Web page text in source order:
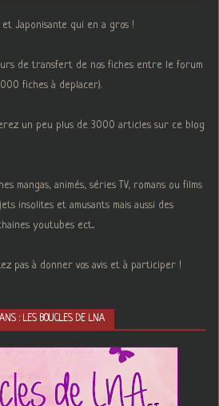
Japonisante qui en a gros !
de transfert de nos fiches entre le forum
fiches à deplacer).
un peu plus de 3000 articles sur ce blog
mangas, animés, séries TV, romans ou films
insolites et amusants mais aussi des
youtubes ect...
pas à donner vos avis et à participer !
: LES BOUCLES DE LNA